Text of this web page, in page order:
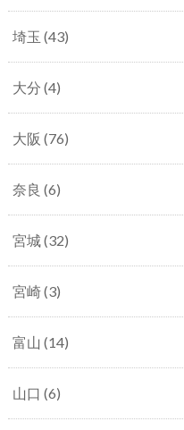
埼玉 (43)
大分 (4)
大阪 (76)
奈良 (6)
宮城(32)
宮崎(3)
富山 (14)
山口 (6)